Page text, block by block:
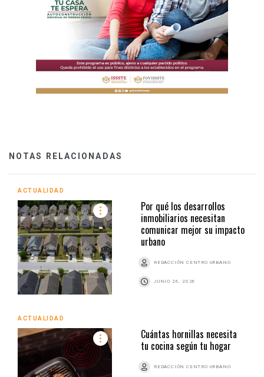
NOTAS RELACIONADAS
ACTUALIDAD
Por qué los desarrollos
inmobiliarios necesitan
comunicar mejor su impacto
urbano
REDACCIÓN CENTRO URBANO
JUNIO 26, 2026
ACTUALIDAD
Cuántas hornillas necesita
tu cocina según tu hogar
REDACCIÓN CENTRO URBANO